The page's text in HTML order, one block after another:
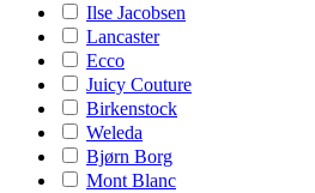
Ilse Jacobsen
Lancaster
Ecco
Juicy Couture
Birkenstock
Weleda
Bjørn Borg
Mont Blanc